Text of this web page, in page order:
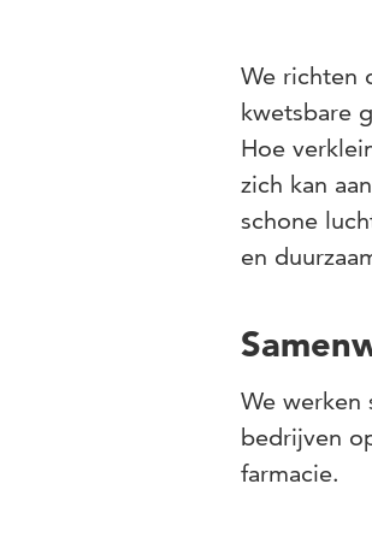
We richten
kwetsbare
Hoe
zich kan
schone
en
We werken
bedrijven
farmacie.